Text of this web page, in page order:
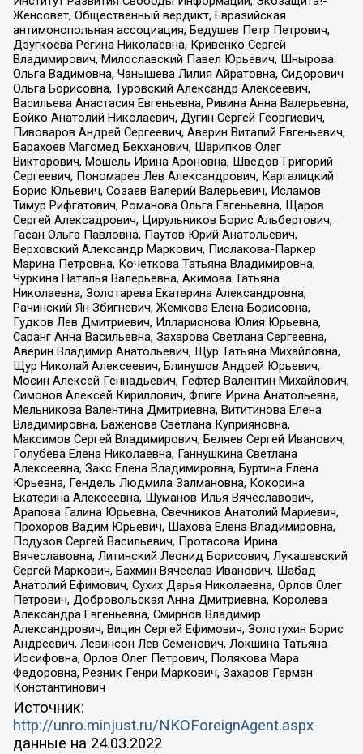
Женсовет, Общественный вердикт, Евразийская
антимонопольная ассоциация, Бедушев Петр Петрович,
Дзугкоева Регина Николаевна, Кривенко Сергей
Владимирович, Милославский Павел Юрьевич, Шнырова
Ольга Вадимовна, Чанышева Лилия Айратовна, Сидорович
Ольга Борисовна, Туровский Александр Алексеевич,
Васильева Анастасия Евгеньевна, Ривина Анна Валерьевна,
Бойко Анатолий Николаевич, Дугин Сергей Георгиевич,
Пивоваров Андрей Сергеевич, Аверин Виталий Евгеньевич,
Барахоев Магомед Бекханович, Шарипков Олег
Викторович, Мошель Ирина Ароновна, Шведов Григорий
Сергеевич, Пономарев Лев Александрович, Каргалицкий
Борис Юльевич, Созаев Валерий Валерьевич, Исламов
Тимур Рифгатович, Романова Ольга Евгеньевна, Щаров
Сергей Алексадрович, Цирульников Борис Альбертович,
Гасан Ольга Павловна, Паутов Юрий Анатольевич,
Верховский Александр Маркович, Пислакова-Паркер
Марина Петровна, Кочеткова Татьяна Владимировна,
Чуркина Наталья Валерьевна, Акимова Татьяна
Николаевна, Золотарева Екатерина Александровна,
Рачинский Ян Збигневич, Жемкова Елена Борисовна,
Гудков Лев Дмитриевич, Илларионова Юлия Юрьевна,
Саранг Анна Васильевна, Захарова Светлана Сергеевна,
Аверин Владимир Анатольевич, Щур Татьяна Михайловна,
Щур Николай Алексеевич, Блинушов Андрей Юрьевич,
Мосин Алексей Геннадьевич, Гефтер Валентин Михайлович,
Симонов Алексей Кириллович, Флиге Ирина Анатольевна,
Мельникова Валентина Дмитриевна, Вититинова Елена
Владимировна, Баженова Светлана Куприяновна,
Максимов Сергей Владимирович, Беляев Сергей Иванович,
Голубева Елена Николаевна, Ганнушкина Светлана
Алексеевна, Закс Елена Владимировна, Буртина Елена
Юрьевна, Гендель Людмила Залмановна, Кокорина
Екатерина Алексеевна, Шуманов Илья Вячеславович,
Арапова Галина Юрьевна, Свечников Анатолий Мариевич,
Прохоров Вадим Юрьевич, Шахова Елена Владимировна,
Подузов Сергей Васильевич, Протасова Ирина
Вячеславовна, Литинский Леонид Борисович, Лукашевский
Сергей Маркович, Бахмин Вячеслав Иванович, Шабад
Анатолий Ефимович, Сухих Дарья Николаевна, Орлов Олег
Петрович, Добровольская Анна Дмитриевна, Королева
Александра Евгеньевна, Смирнов Владимир
Александрович, Вицин Сергей Ефимович, Золотухин Борис
Андреевич, Левинсон Лев Семенович, Локшина Татьяна
Иосифовна, Орлов Олег Петрович, Полякова Мара
Федоровна, Резник Генри Маркович, Захаров Герман
Константинович
Источник:
http://unro.minjust.ru/NKOForeignAgent.aspx
данные на 24.03.2022